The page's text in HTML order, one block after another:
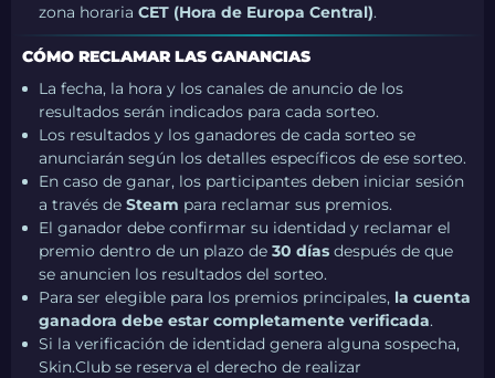
zona horaria CET (Hora de Europa Central).
CÓMO RECLAMAR LAS GANANCIAS
La fecha, la hora y los canales de anuncio de los
resultados serán indicados para cada sorteo.
Los resultados y los ganadores de cada sorteo se
anunciarán según los detalles específicos de ese sorteo.
En caso de ganar, los participantes deben iniciar sesión
a través de Steam para reclamar sus premios.
El ganador debe confirmar su identidad y reclamar el
premio dentro de un plazo de 30 días después de que
se anuncien los resultados del sorteo.
Para ser elegible para los premios principales, la cuenta
ganadora debe estar completamente verificada.
Si la verificación de identidad genera alguna sospecha,
Skin.Club se reserva el derecho de realizar